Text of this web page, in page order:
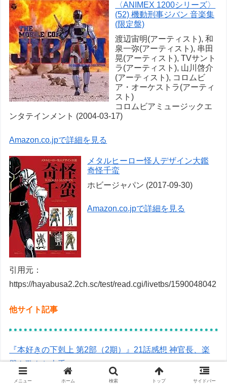
〈ANIMEX 1200シリーズ〉
(52) 機動刑事ジバン 音楽集
(限定盤)
渡辺宙明(アーティスト), 和
泉一弥(アーティスト), 串田
晃(アーティスト), TVサント
ラ(アーティスト), 山川啓介
(アーティスト), コロムビ
ア・オーケストラ(アーティ
スト)
コロムビアミュージックエ
ンタテインメント (2004-03-17)
Amazon.co.jpで詳細を見る
メタルヒーロー怪人デザイン大鑑
奇怪千蛮
ホビージャパン (2017-09-30)
Amazon.co.jpで詳細を見る
引用元：
https://hayabusa2.2ch.sc/test/read.cgi/livetbs/1590048042
他サイト記事
『本好きの下剋上 第2部（2期）』21話感想 神官長、楽
器も歌もお上手
メニュー ホーム 検索 トップ サイドバー